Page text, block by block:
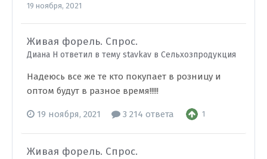
19 ноября, 2021
Живая форель. Спрос.
Диана Н ответил в тему stavkav в Сельхозпродукция
Надеюсь все же те кто покупает в розницу и
оптом будут в разное время!!!!!
19 ноября, 2021 3 214 ответа 1
Живая форель. Спрос.